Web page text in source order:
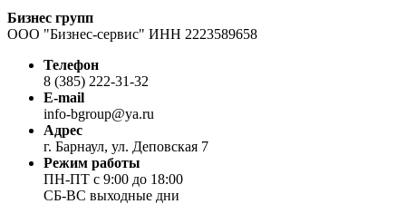
Бизнес групп
ООО "Бизнес-сервис" ИНН 2223589658
Телефон
8 (385) 222-31-32
E-mail
info-bgroup@ya.ru
Адрес
г. Барнаул, ул. Деповская 7
Режим работы
ПН-ПТ с 9:00 до 18:00
СБ-ВС выходные дни